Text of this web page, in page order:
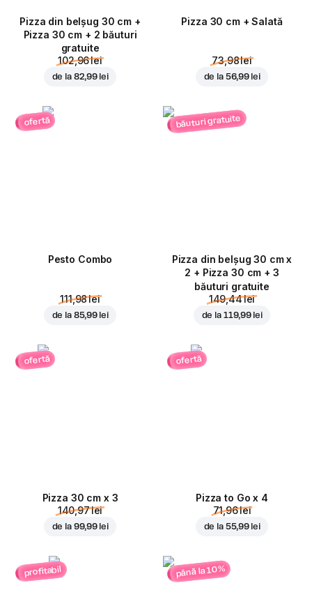
Pizza din belșug 30 cm +
Pizza 30 cm + 2 băuturi
gratuite
102,96 lei
de la 82,99 lei
Pizza 30 cm + Salată
73,98 lei
de la 56,99 lei
ofertă
Pesto Combo
111,98 lei
de la 85,99 lei
băuturi gratuite
Pizza din belșug 30 cm x
2 + Pizza 30 cm + 3
băuturi gratuite
149,44 lei
de la 119,99 lei
ofertă
Pizza 30 cm x 3
140,97 lei
de la 99,99 lei
ofertă
Pizza to Go x 4
71,96 lei
de la 55,99 lei
profitabil până la 10%